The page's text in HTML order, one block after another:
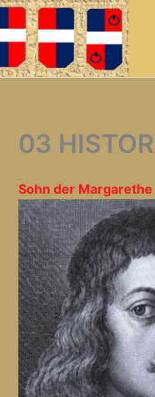
03
Sohn der